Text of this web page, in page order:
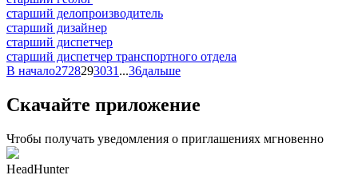
старший делопроизводитель
старший дизайнер
старший диспетчер
старший диспетчер транспортного отдела
В начало2728293031 ...36дальше
Скачайте приложение
Чтобы получать уведомления о приглашениях мгновенно
HeadHunter